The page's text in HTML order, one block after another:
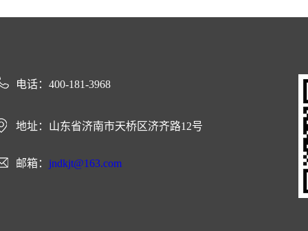
电话：400-181-3968
地址：山东省济南市天桥区济齐路12号
邮箱： jndkjt@163.com